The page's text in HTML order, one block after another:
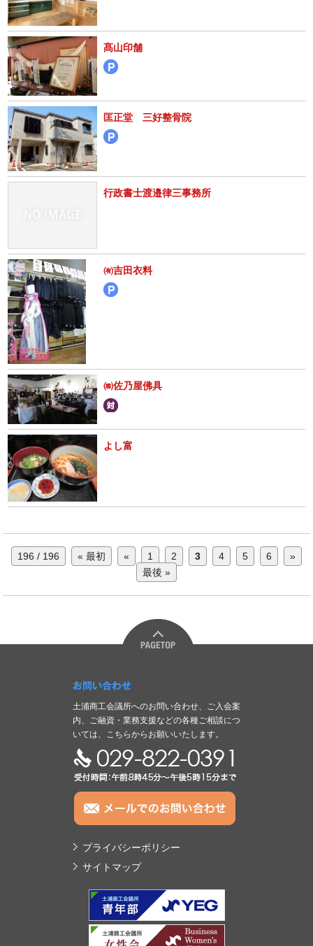
髙山印舗
匡正堂 三好整骨院
行政書士渡邉律三事務所
㈲吉田衣料
㈱佐乃屋佛具
よし富
196 / 196 « 最初 « 1 2 3 4 5 6
»
最後 »
お問い合わせ
土浦商工会議所へのお問い合わせ、ご入会案
内、ご融資・業務支援などの各種ご相談につ
いては、こちらからお願いいたします。
TEL:029-822-0391
プライバシーポリシー
サイトマップ